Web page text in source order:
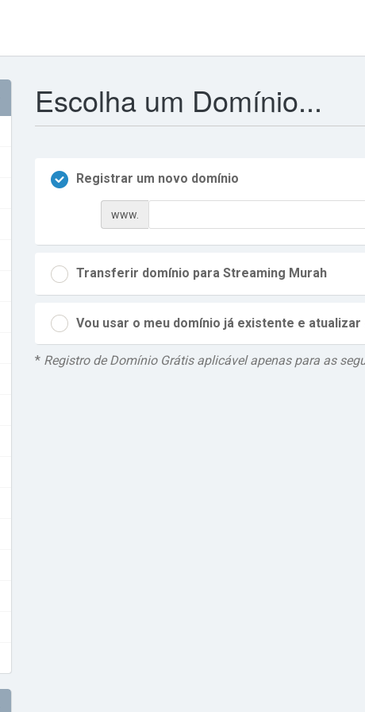
Escolha um Domínio...
Registrar um novo domínio
www.
Transferir domínio para Streaming Murah
Vou usar o meu domínio já existente e
* Registro de Domínio Grátis aplicável apenas para as